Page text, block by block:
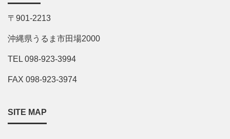
〒901-2213
沖縄県うるま市田場2000
TEL 098-923-3994
FAX 098-923-3974
SITE MAP